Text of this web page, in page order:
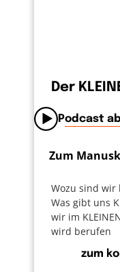
Der
Podcast
Zum
Wozu sind wir
Was gibt uns
wir im
wird berufen
zum